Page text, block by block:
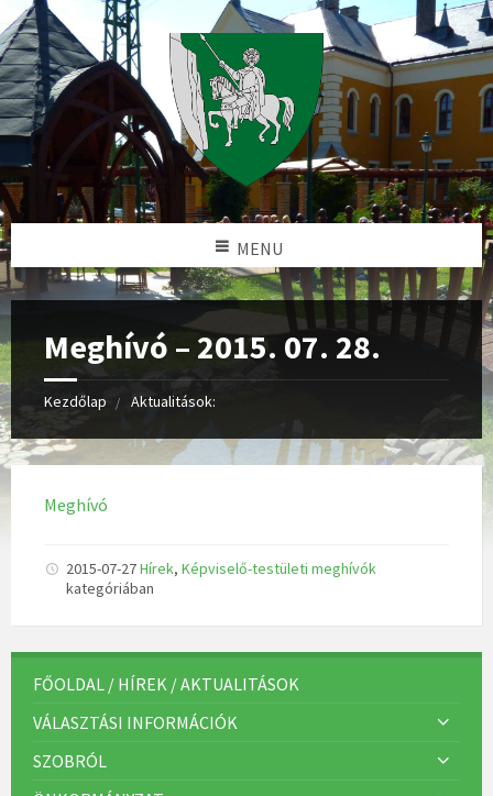
MENU
Meghívó – 2015. 07. 28.
Kezdőlap Aktualitások:
Meghívó
2015-07-27Hírek, Képviselő-testületi meghívók
kategóriában
FŐOLDAL / HÍREK / AKTUALITÁSOK
VÁLASZTÁSI INFORMÁCIÓK
SZOBRÓL